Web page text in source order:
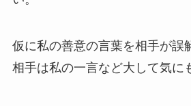
仮に私の善意の言葉を相手が誤
相手は私の一言など大して気に